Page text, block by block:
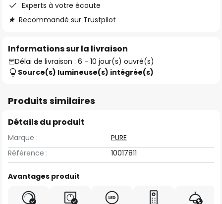
Experts à votre écoute
Recommandé sur Trustpilot
Informations sur la livraison
Délai de livraison : 6 - 10 jour(s) ouvré(s)
Source(s) lumineuse(s) intégrée(s)
Produits similaires
Détails du produit
Marque :
PURE
Référence :
10017811
Avantages produit